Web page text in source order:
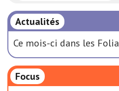
Actualités
Ce mois-ci dans les Folia
Focus